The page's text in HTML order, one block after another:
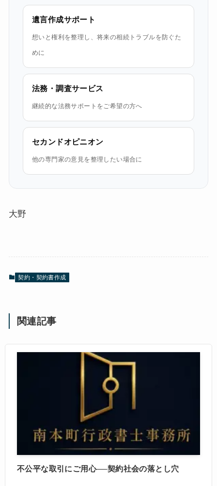
遺言作成サポート
想いと権利を整理し、将来の相続トラブルを防ぐた
めに
法務・調査サービス
継続的な法務サポートをご希望の方へ
セカンドオピニオン
他の専門家の意見を整理したい場合に
大野
契約・契約書作成
関連記事
不公平な取引にご用心──契約社会の落とし穴